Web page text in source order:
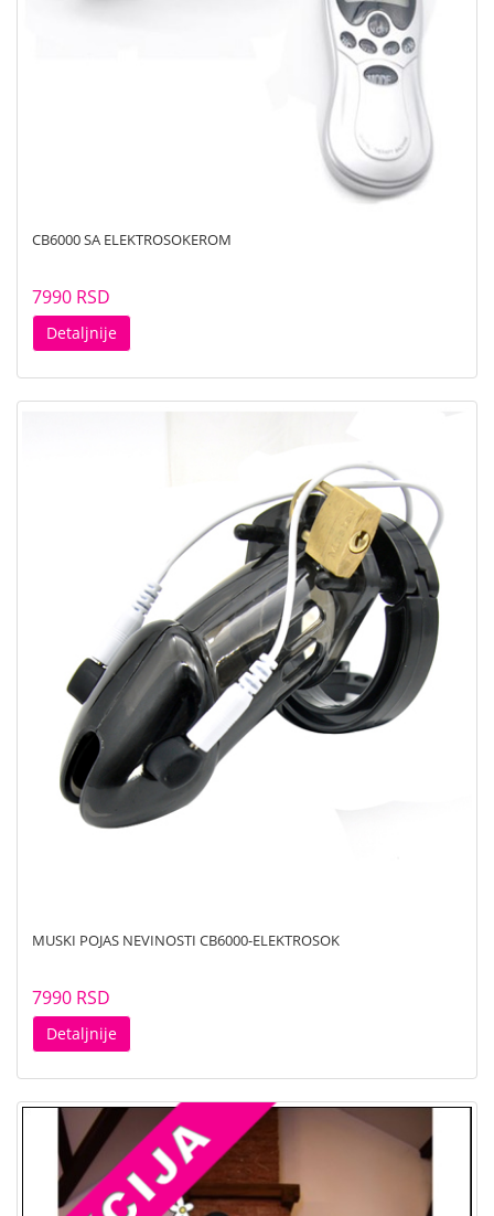
CB6000 SA ELEKTROSOKEROM
7990 RSD
Detaljnije
MUSKI POJAS NEVINOSTI CB6000-ELEKTROSOK
7990 RSD
Detaljnije